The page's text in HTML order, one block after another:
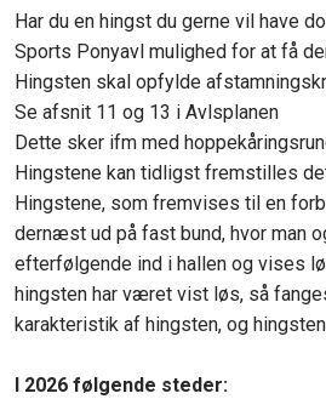
​Har du en hingst du gerne vil have
Sports Ponyavl mulighed for at få
​Hingsten skal opfylde
​Se afsnit 11 og 13 i Avlsplanen
​Dette sker ifm med
​Hingstene kan tidligst fremstilles
Hingstene, som fremvises til en
dernæst ud på fast bund, hvor man
efterfølgende ind i hallen og vises
hingsten har været vist løs, så
karakteristik af hingsten, og
I 2026 følgende steder: